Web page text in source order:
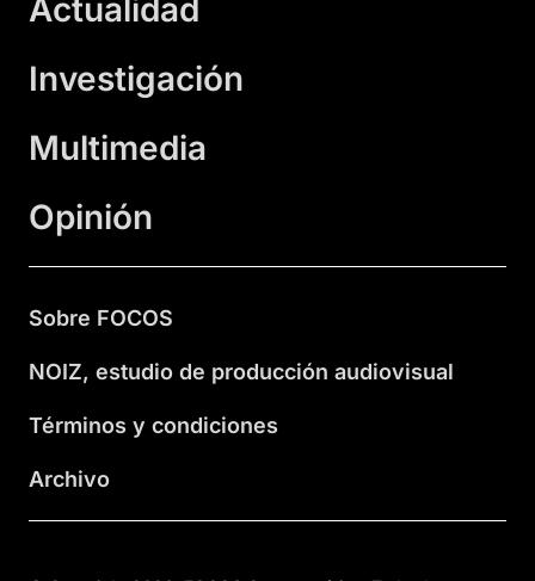
Actualidad
Investigación
Multimedia
Opinión
Sobre FOCOS
NOIZ, estudio de producción audiovisual
Términos y condiciones
Archivo